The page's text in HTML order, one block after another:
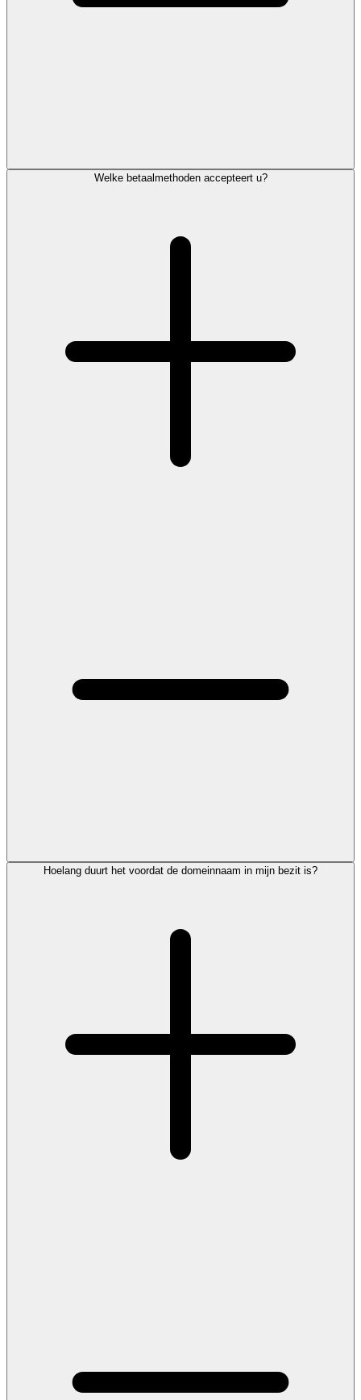
Welke betaalmethoden accepteert u?
Hoelang duurt het voordat de domeinnaam in mijn bezit is?